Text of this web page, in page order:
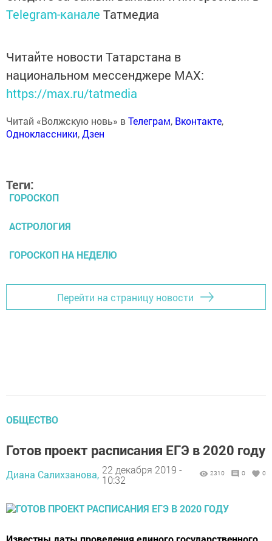
Telegram-канале Татмедиа
Читайте новости Татарстана в
национальном мессенджере MАХ:
https://max.ru/tatmedia
Читай «Волжскую новь» вТелеграм, Вконтакте,
Одноклассники,Дзен
Теги:
ГОРОСКОП
АСТРОЛОГИЯ
ГОРОСКОП НА НЕДЕЛЮ
Перейти на страницу новости
ОБЩЕСТВО
Готов проект расписания ЕГЭ в 2020 году
Диана Салихзанова, 22 декабря 2019 -
10:32
2310 0 0